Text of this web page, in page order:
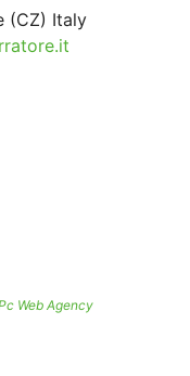
(CZ) Italy
Web Agency